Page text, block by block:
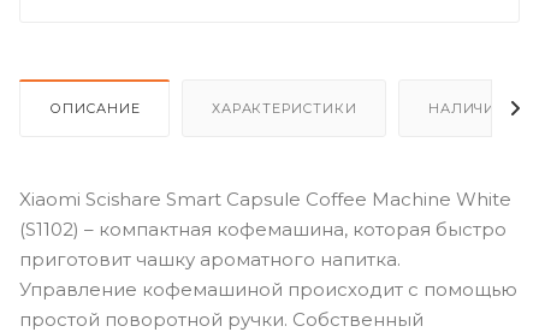
ОПИСАНИЕ ХАРАКТЕРИСТИКИ НАЛИЧИЕ
Xiaomi Scishare Smart Capsule Coffee Machine White
(S1102) – компактная кофемашина, которая быстро
приготовит чашку ароматного напитка.
Управление кофемашиной происходит с помощью
простой поворотной ручки. Собственный